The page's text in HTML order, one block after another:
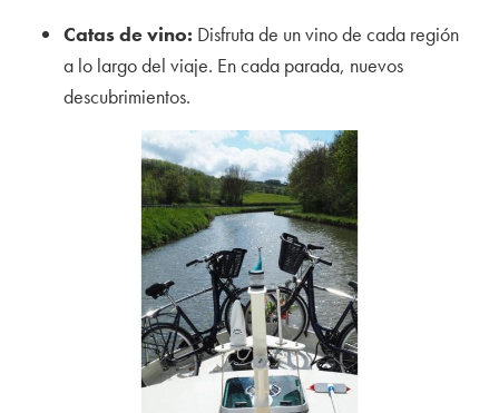
Catas de vino: Disfruta de un vino de cada región
a lo largo del viaje. En cada parada, nuevos
descubrimientos.